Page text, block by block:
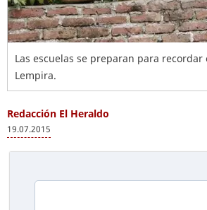
Las escuelas se preparan para recordar
Lempira.
Redacción El Heraldo
19.07.2015